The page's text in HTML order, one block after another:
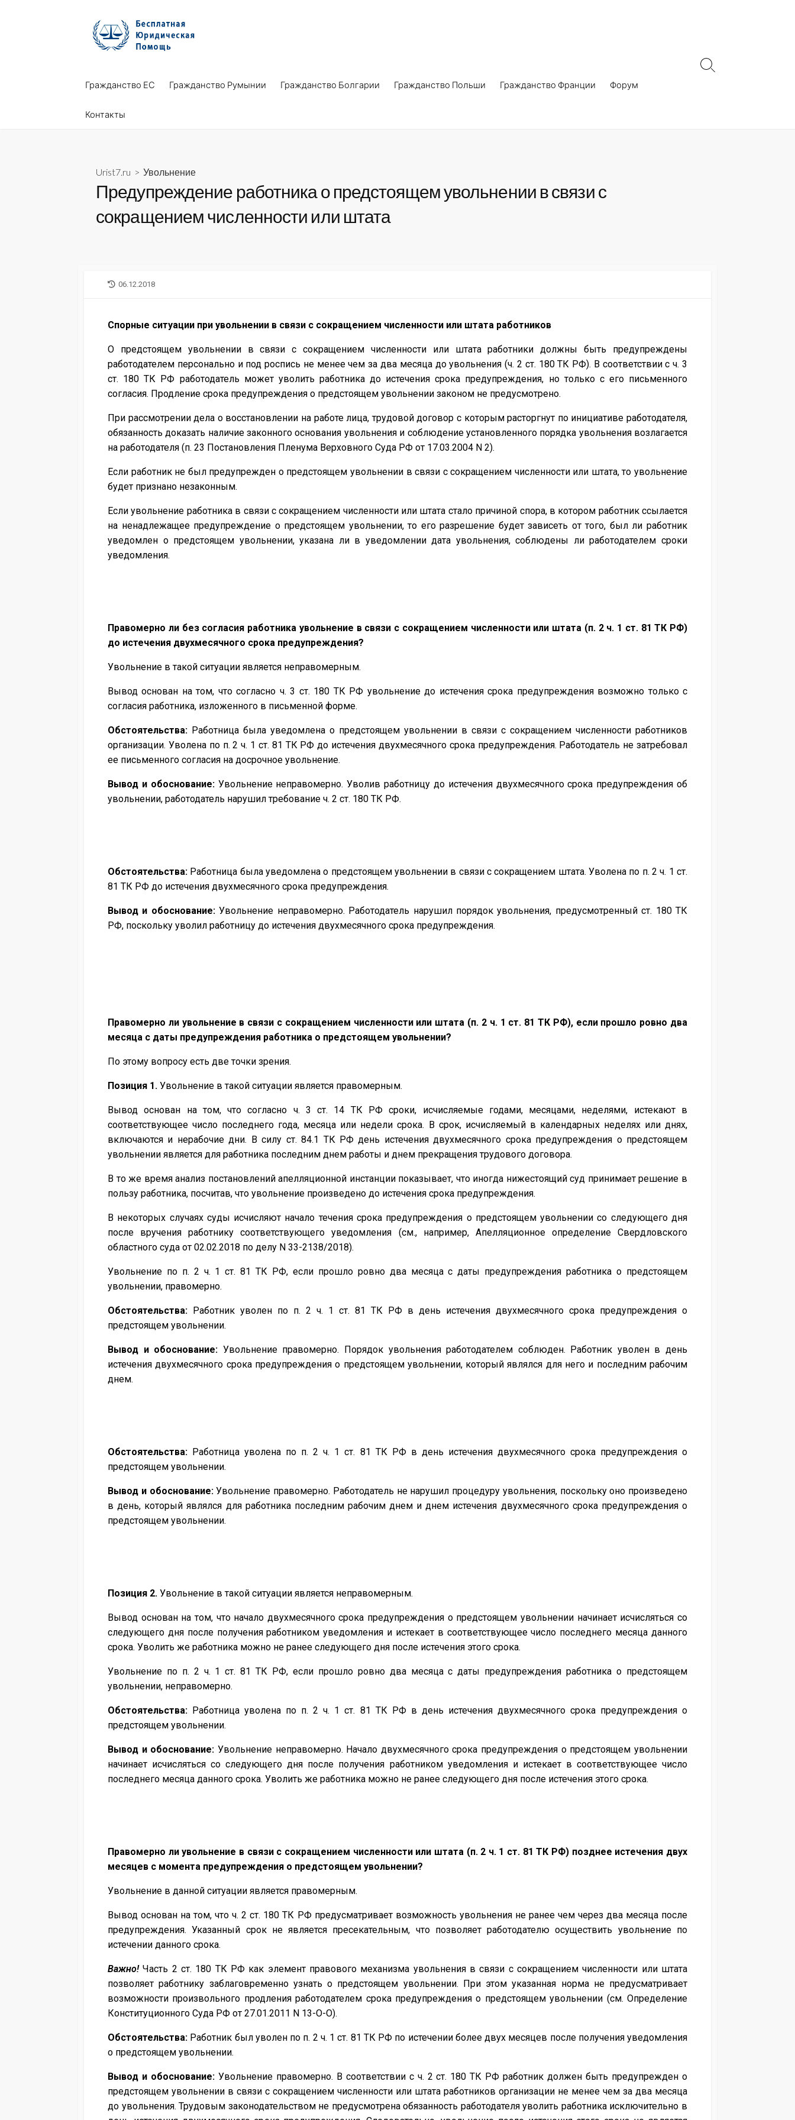
Гражданство ЕС Гражданство Румынии Гражданство Болгарии Гражданство Польши Гражданство Франции Форум
Контакты
Search
Urist7.ru > Увольнение
Предупреждение работника о предстоящем увольнении в связи с
сокращением численности или штата
LAST
06.12.2018
Спорные ситуации при увольнении в связи с сокращением численности или штата работников
О предстоящем увольнении в связи с сокращением численности или штата работники должны быть предупреждены
работодателем персонально и под роспись не менее чем за два месяца до увольнения (ч. 2 ст. 180 ТК РФ). В соответствии с ч. 3
ст. 180 ТК РФ работодатель может уволить работника до истечения срока предупреждения, но только с его письменного
согласия. Продление срока предупреждения о предстоящем увольнении законом не предусмотрено.
При рассмотрении дела о восстановлении на работе лица, трудовой договор с которым расторгнут по инициативе работодателя,
обязанность доказать наличие законного основания увольнения и соблюдение установленного порядка увольнения возлагается
на работодателя (п. 23 Постановления Пленума Верховного Суда РФ от 17.03.2004 N 2).
Если работник не был предупрежден о предстоящем увольнении в связи с сокращением численности или штата, то увольнение
будет признано незаконным.
Если увольнение работника в связи с сокращением численности или штата стало причиной спора, в котором работник ссылается
на ненадлежащее предупреждение о предстоящем увольнении, то его разрешение будет зависеть от того, был ли работник
уведомлен о предстоящем увольнении, указана ли в уведомлении дата увольнения, соблюдены ли работодателем сроки
уведомления.
Правомерно ли без согласия работника увольнение в связи с сокращением численности или штата (п. 2 ч. 1 ст. 81 ТК РФ)
до истечения двухмесячного срока предупреждения?
Увольнение в такой ситуации является неправомерным.
Вывод основан на том, что согласно ч. 3 ст. 180 ТК РФ увольнение до истечения срока предупреждения возможно только с
согласия работника, изложенного в письменной форме.
Обстоятельства: Работница была уведомлена о предстоящем увольнении в связи с сокращением численности работников
организации. Уволена по п. 2 ч. 1 ст. 81 ТК РФ до истечения двухмесячного срока предупреждения. Работодатель не затребовал
ее письменного согласия на досрочное увольнение.
Вывод и обоснование:Увольнение неправомерно. Уволив работницу до истечения двухмесячного срока предупреждения об
увольнении, работодатель нарушил требование ч. 2 ст. 180 ТК РФ.
Обстоятельства: Работница была уведомлена о предстоящем увольнении в связи с сокращением штата. Уволена по п. 2 ч. 1 ст.
81 ТК РФ до истечения двухмесячного срока предупреждения.
Вывод и обоснование:Увольнение неправомерно. Работодатель нарушил порядок увольнения, предусмотренный ст. 180 ТК
РФ, поскольку уволил работницу до истечения двухмесячного срока предупреждения.
Правомерно ли увольнение в связи с сокращением численности или штата (п. 2 ч. 1 ст. 81 ТК РФ), если прошло ровно два
месяца с даты предупреждения работника о предстоящем увольнении?
По этому вопросу есть две точки зрения.
Позиция 1. Увольнение в такой ситуации является правомерным.
Вывод основан на том, что согласно ч. 3 ст. 14 ТК РФ сроки, исчисляемые годами, месяцами, неделями, истекают в
соответствующее число последнего года, месяца или недели срока. В срок, исчисляемый в календарных неделях или днях,
включаются и нерабочие дни. В силу ст. 84.1 ТК РФ день истечения двухмесячного срока предупреждения о предстоящем
увольнении является для работника последним днем работы и днем прекращения трудового договора.
В то же время анализ постановлений апелляционной инстанции показывает, что иногда нижестоящий суд принимает решение в
пользу работника, посчитав, что увольнение произведено до истечения срока предупреждения.
В некоторых случаях суды исчисляют начало течения срока предупреждения о предстоящем увольнении со следующего дня
после вручения работнику соответствующего уведомления (см., например, Апелляционное определение Свердловского
областного суда от 02.02.2018 по делу N 33-2138/2018).
Увольнение по п. 2 ч. 1 ст. 81 ТК РФ, если прошло ровно два месяца с даты предупреждения работника о предстоящем
увольнении, правомерно.
Обстоятельства: Работник уволен по п. 2 ч. 1 ст. 81 ТК РФ в день истечения двухмесячного срока предупреждения о
предстоящем увольнении.
Вывод и обоснование: Увольнение правомерно. Порядок увольнения работодателем соблюден. Работник уволен в день
истечения двухмесячного срока предупреждения о предстоящем увольнении, который являлся для него и последним рабочим
днем.
Обстоятельства: Работница уволена по п. 2 ч. 1 ст. 81 ТК РФ в день истечения двухмесячного срока предупреждения о
предстоящем увольнении.
Вывод и обоснование:Увольнение правомерно. Работодатель не нарушил процедуру увольнения, поскольку оно произведено
в день, который являлся для работника последним рабочим днем и днем истечения двухмесячного срока предупреждения о
предстоящем увольнении.
Позиция 2. Увольнение в такой ситуации является неправомерным.
Вывод основан на том, что начало двухмесячного срока предупреждения о предстоящем увольнении начинает исчисляться со
следующего дня после получения работником уведомления и истекает в соответствующее число последнего месяца данного
срока. Уволить же работника можно не ранее следующего дня после истечения этого срока.
Увольнение по п. 2 ч. 1 ст. 81 ТК РФ, если прошло ровно два месяца с даты предупреждения работника о предстоящем
увольнении, неправомерно.
Обстоятельства: Работница уволена по п. 2 ч. 1 ст. 81 ТК РФ в день истечения двухмесячного срока предупреждения о
предстоящем увольнении.
Вывод и обоснование: Увольнение неправомерно. Начало двухмесячного срока предупреждения о предстоящем увольнении
начинает исчисляться со следующего дня после получения работником уведомления и истекает в соответствующее число
последнего месяца данного срока. Уволить же работника можно не ранее следующего дня после истечения этого срока.
Правомерно ли увольнение в связи с сокращением численности или штата (п. 2 ч. 1 ст. 81 ТК РФ) позднее истечения двух
месяцев с момента предупреждения о предстоящем увольнении?
Увольнение в данной ситуации является правомерным.
Вывод основан на том, что ч. 2 ст. 180 ТК РФ предусматривает возможность увольнения не ранее чем через два месяца после
предупреждения. Указанный срок не является пресекательным, что позволяет работодателю осуществить увольнение по
истечении данного срока.
Важно!Часть 2 ст. 180 ТК РФ как элемент правового механизма увольнения в связи с сокращением численности или штата
позволяет работнику заблаговременно узнать о предстоящем увольнении. При этом указанная норма не предусматривает
возможности произвольного продления работодателем срока предупреждения о предстоящем увольнении (см. Определение
Конституционного Суда РФ от 27.01.2011 N 13-О-О).
Обстоятельства: Работник был уволен по п. 2 ч. 1 ст. 81 ТК РФ по истечении более двух месяцев после получения уведомления
о предстоящем увольнении.
Вывод и обоснование:Увольнение правомерно. В соответствии с ч. 2 ст. 180 ТК РФ работник должен быть предупрежден о
предстоящем увольнении в связи с сокращением численности или штата работников организации не менее чем за два месяца
до увольнения. Трудовым законодательством не предусмотрена обязанность работодателя уволить работника исключительно в